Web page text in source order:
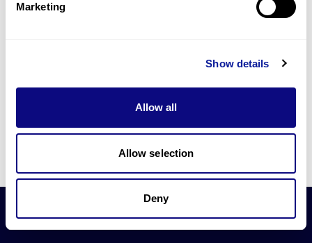
Marketing
Show details
Allow all
Allow selection
Deny
쓰리빌리언은 유전자 진단에 필요한 여러 기술의 개발과 도입에 힘쓰고 있습니
더 정확한 변이 해석과 높은 진단율을 위한 쓰리빌리언의 기술에 대해 알아보